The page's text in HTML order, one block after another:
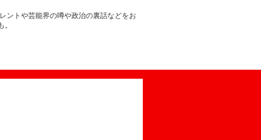
ントや芸能界の噂や政治の裏話などをお